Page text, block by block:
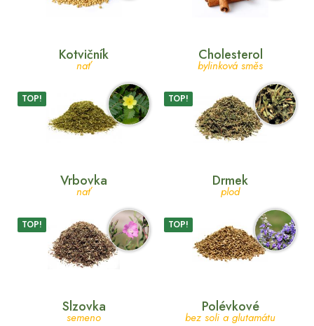
Kotvičník
nať
TOP!
Cholesterol
bylinková směs
TOP!
Vrbovka
nať
TOP!
Drmek
plod
TOP!
Slzovka
semeno
Polévkové
bez soli a glutamátu